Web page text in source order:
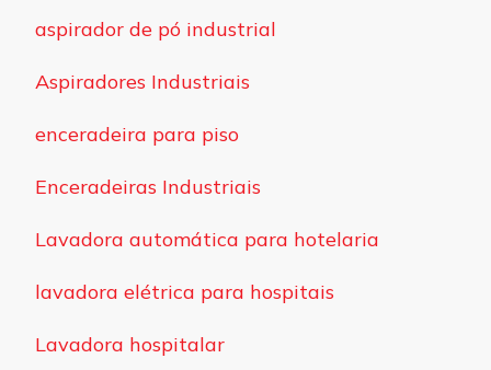
aspirador de pó industrial
Aspiradores Industriais
enceradeira para piso
Enceradeiras Industriais
Lavadora automática para hotelaria
lavadora elétrica para hospitais
Lavadora hospitalar